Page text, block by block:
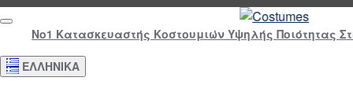
Νο1 Κατασκευαστής Κοστουμιών Υψηλής Ποιότητας
ΕΛΛΗΝΙΚΆ